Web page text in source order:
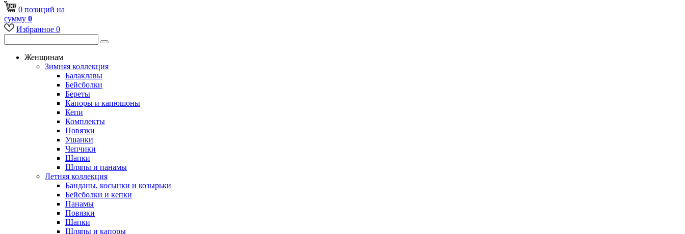
0 позиций на
сумму 0
Избранное 0
Женщинам
Зимняя коллекция
Балаклавы
Бейсболки
Береты
Капоры и капюшоны
Кепи
Комплекты
Повязки
Ушанки
Чепчики
Шапки
Шляпы и панамы
Летняя коллекция
Банданы, косынки и козырьки
Бейсболки и кепки
Панамы
Повязки
Шапки
Шляпы и капоры